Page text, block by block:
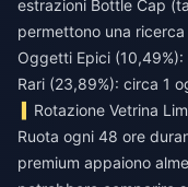
estrazioni Bottle Cap
permettono una ricerca
Oggetti Epici
Rari (23,89%): circa 1
Rotazione Vetrina
Ruota ogni 48 ore
premium appaiono